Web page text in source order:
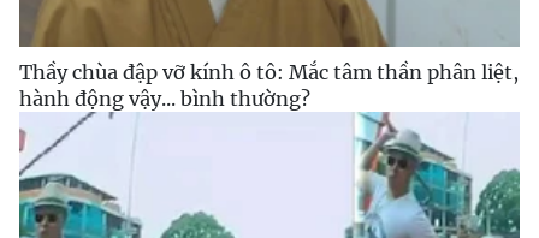
Thầy chùa đập vỡ kính ô tô: Mắc tâm thần phân liệt,
hành động vậy... bình thường?